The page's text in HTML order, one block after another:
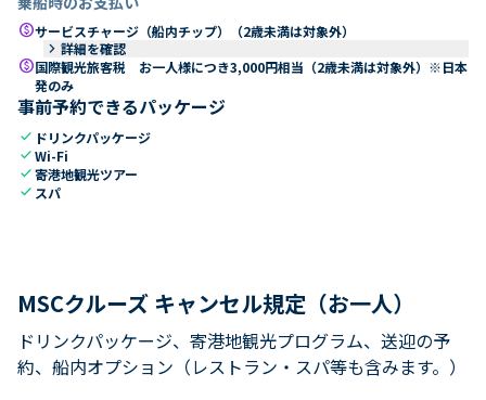
paidサービスチャージ（船内チップ）（2歳未満は対象外）
keyboard_arrow_right 詳細を確認
paid国際観光旅客税 お一人様につき3,000円相当（2歳未満は対象外）※日本
発のみ
事前予約できるパッケージ
check ドリンクパッケージ
checkWi-Fi
check寄港地観光ツアー
check スパ
MSCクルーズ キャンセル規定（お一人）
ドリンクパッケージ、寄港地観光プログラム、送迎の予
約、船内オプション（レストラン・スパ等も含みます。）